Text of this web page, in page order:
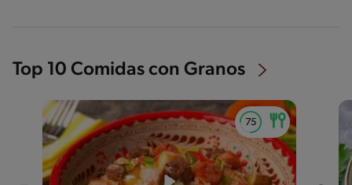
Top 10 Comidas con Granos